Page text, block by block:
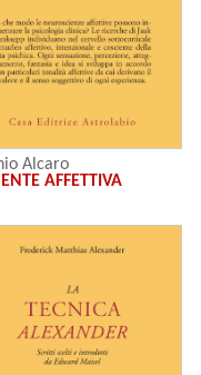
Alcaro
AFFETTIVA